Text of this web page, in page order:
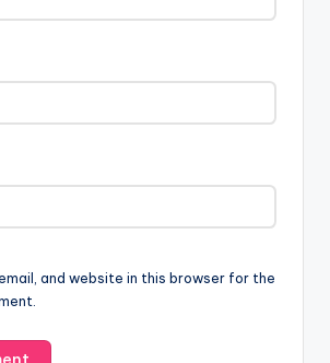
and website in this browser for the